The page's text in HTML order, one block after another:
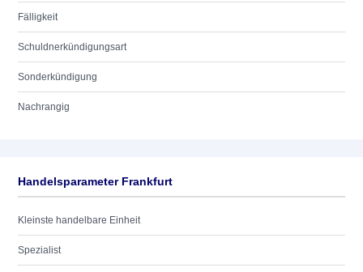
Fälligkeit
Schuldnerkündigungsart
Sonderkündigung
Nachrangig
Handelsparameter Frankfurt
Kleinste handelbare Einheit
Spezialist